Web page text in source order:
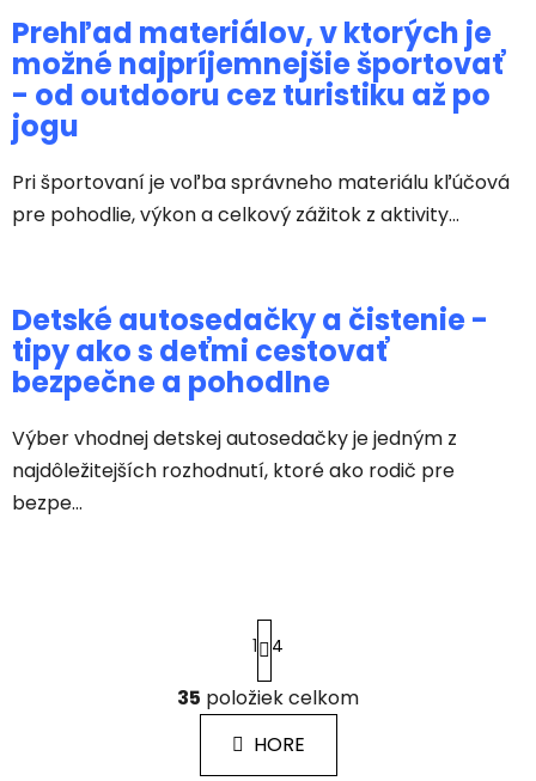
Prehľad materiálov, v ktorých je
možné najpríjemnejšie športovať
- od outdooru cez turistiku až po
jogu
Pri športovaní je voľba správneho materiálu kľúčová
pre pohodlie, výkon a celkový zážitok z aktivity...
Detské autosedačky a čistenie -
tipy ako s deťmi cestovať
bezpečne a pohodlne
Výber vhodnej detskej autosedačky je jedným z
najdôležitejších rozhodnutí, ktoré ako rodič pre
bezpe...
O
v
l
S
t
r
á
n
k
1 4
35 položiek celkom
HORE